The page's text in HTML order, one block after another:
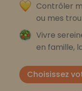
Contrôler
ou mes
Vivre
en famille,
Choisissez